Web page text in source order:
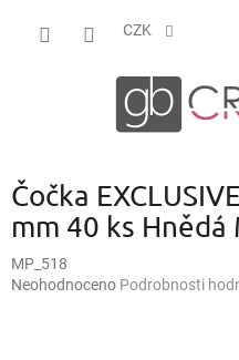
CZK
Čočka
mm 40 ks Hnědá
MP_518
Průměrné
Neohodnoceno Podrobnosti